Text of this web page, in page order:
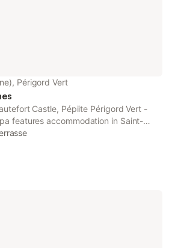
Périgord Vert
Castle, Pépiite Périgord Vert -
features accommodation in Saint-
hot tub. Located 44 km from Lascaux,
garden and free private parking.